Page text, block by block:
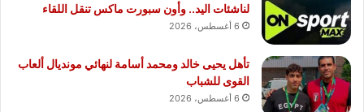
لناشئات اليد.. وأون سبورت ماكس تنقل اللقاء
6 أغسطس، 2026
تأهل يحيى خالد ومحمد أسامة لنهائي مونديال ألعاب
القوى للشباب
6 أغسطس، 2026